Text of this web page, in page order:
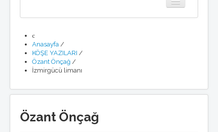
Anasayfa
Tarihimizden
Göztepe SK Tüzügü
Göztepe Marşı
Resmi Site
Göztepe'nin Enleri
GöztepeLIST
Anasayfa /
KÖŞE YAZILARI /
Özant Önçağ /
İzmirgücü limanı
Özant Önçağ